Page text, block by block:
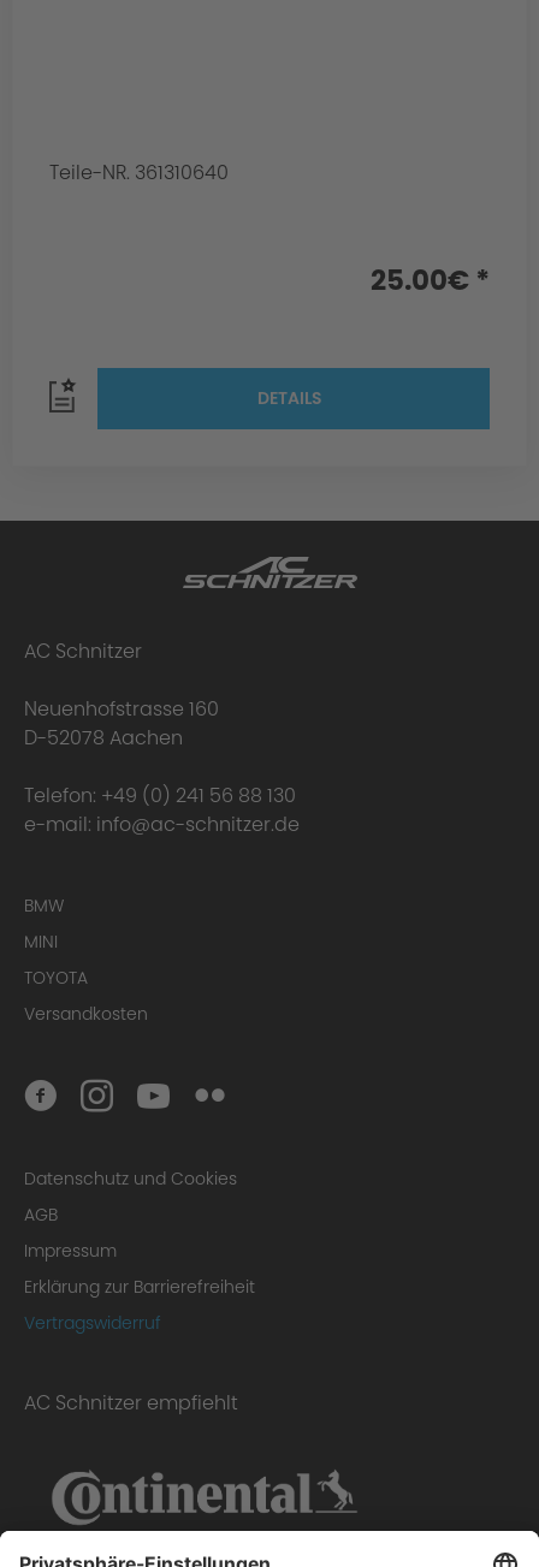
Teile-NR. 361310640
25.00€ *
DETAILS
AC Schnitzer
Neuenhofstrasse 160
D-52078 Aachen
Telefon: +49 (0) 241 56 88 130
e-mail: info@ac-schnitzer.de
BMW
MINI
TOYOTA
Versandkosten
Datenschutz und Cookies
AGB
Impressum
Erklärung zur Barrierefreiheit
Vertragswiderruf
AC Schnitzer empfiehlt